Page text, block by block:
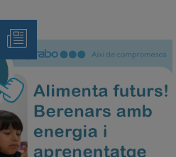
Note
de
Premsa